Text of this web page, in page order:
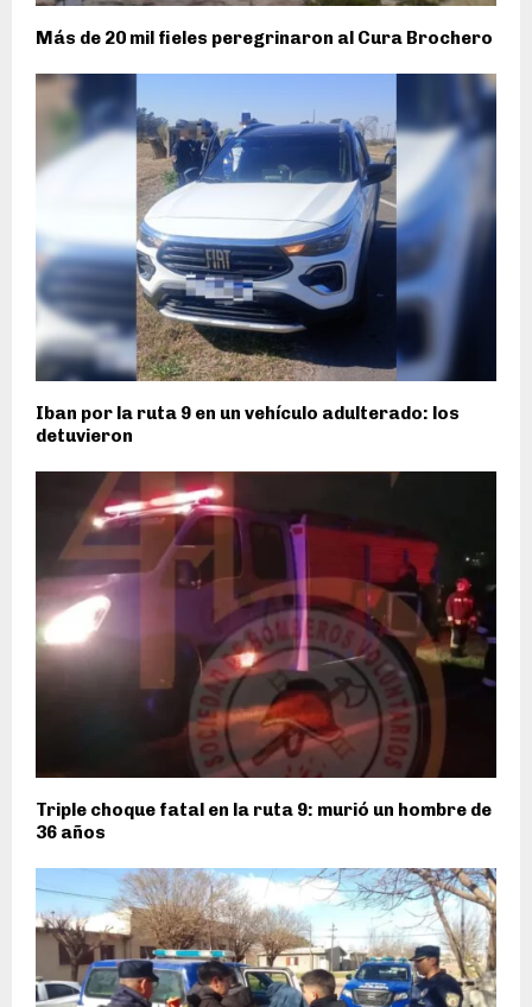
Más de 20 mil fieles peregrinaron al Cura Brochero
Iban por la ruta 9 en un vehículo adulterado: los
detuvieron
Triple choque fatal en la ruta 9: murió un hombre de
36 años